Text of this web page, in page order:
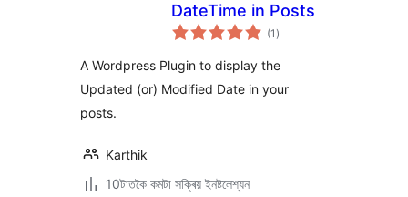
DateTime in Posts
(1 টা
মুঠ)
A Wordpress Plugin to display the
Updated (or) Modified Date in your
posts.
Karthik
10টাতকৈ কমটা সক্ৰিয় ইনষ্টলেশ্যন